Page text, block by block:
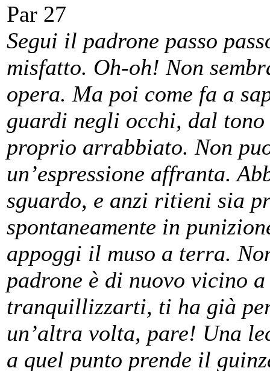
Par 27
Segui il padrone passo
misfatto. Oh-oh! Non
opera. Ma poi come fa a
guardi negli occhi, dal tono
proprio arrabbiato. Non
un’espressione affranta.
sguardo, e anzi ritieni sia
spontaneamente in
appoggi il muso a terra.
padrone è di nuovo vicino
tranquillizzarti, ti ha già
un’altra volta, pare! Una
a quel punto prende il